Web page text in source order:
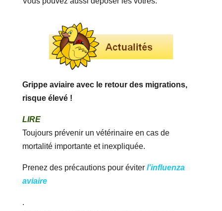
Grippe aviaire avec le retour des migrations,
risque élevé !
LIRE
Toujours prévenir un vétérinaire en cas de
mortalité importante et inexpliquée.
Prenez des précautions pour éviter l’influenza
aviaire
.